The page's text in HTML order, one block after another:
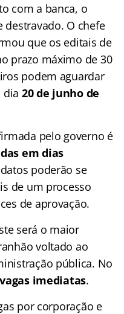
com a banca, o
O chefe
que os editais de
prazo máximo de 30
podem aguardar
dia 20 de junho de
pelo governo é
em dias
poderão se
de um processo
de aprovação.
será o maior
voltado ao
pública. No
imediatas.
por corporação e